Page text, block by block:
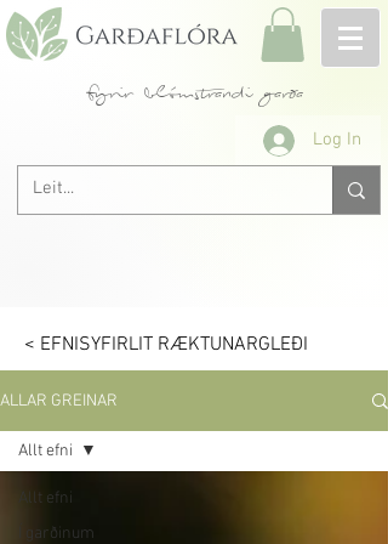
fyrir blómstrandi garða
Log In
< EFNISYFIRLIT RÆKTUNARGLEÐI
ALLAR GREINAR
Allt efni
Í garðinum
Allt efni